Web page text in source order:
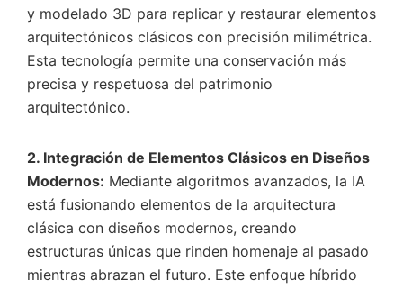
y modelado 3D para replicar y restaurar elementos
arquitectónicos clásicos con precisión milimétrica.
Esta tecnología permite una conservación más
precisa y respetuosa del patrimonio
arquitectónico.
2. Integración de Elementos Clásicos en Diseños
Modernos: Mediante algoritmos avanzados, la IA
está fusionando elementos de la arquitectura
clásica con diseños modernos, creando
estructuras únicas que rinden homenaje al pasado
mientras abrazan el futuro. Este enfoque híbrido